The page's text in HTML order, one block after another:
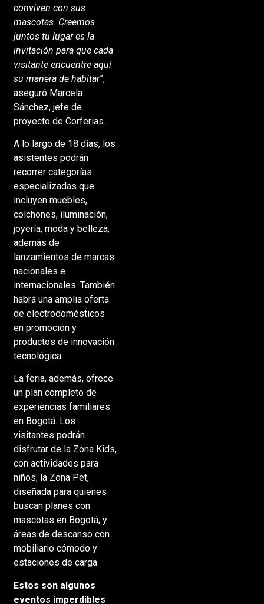
conviven con sus
mascotas. Creemos
juntos tu lugar es la
invitación para que cada
visitante encuentre aquí
su manera de habitar”,
aseguró Marcela
Sánchez, jefe de
proyecto de Corferias.
A lo largo de 18 días, los
asistentes podrán
recorrer categorías
especializadas que
incluyen muebles,
colchones, iluminación,
joyería, moda y belleza,
además de
lanzamientos de marcas
nacionales e
internacionales. También
habrá una amplia oferta
de electrodomésticos
en promoción y
productos de innovación
tecnológica.
La feria, además, ofrece
un plan completo de
experiencias familiares
en Bogotá. Los
visitantes podrán
disfrutar de la Zona Kids,
con actividades para
niños; la Zona Pet,
diseñada para quienes
buscan planes con
mascotas en Bogotá; y
áreas de descanso con
mobiliario cómodo y
estaciones de carga.
Estos son algunos
eventos imperdibles